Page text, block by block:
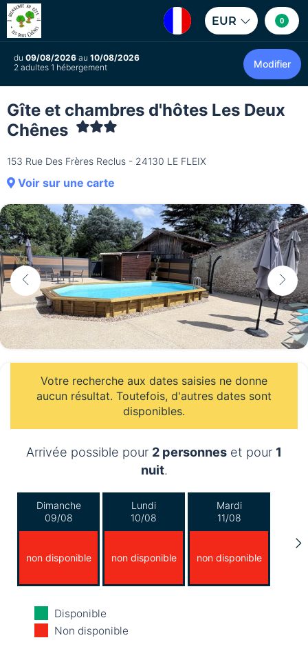
EUR 0
du 09/08/2026 au 10/08/2026
2 adultes 1 hébergement
Modifier
Gîte et chambres d'hôtes Les Deux
Chênes
153 Rue Des Frères Reclus - 24130 LE FLEIX
Voir sur une carte
Votre recherche aux dates saisies ne donne
aucun résultat. Toutefois, d'autres dates sont
disponibles.
Arrivée possible pour 2 personnes et pour 1
nuit.
Dimanche
09/08
non disponible
Lundi
10/08
non disponible
Mardi
11/08
non disponible
Mercredi
12/08
Disponible
Non disponible